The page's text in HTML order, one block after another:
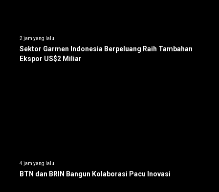
2 jam yang lalu
Sektor Garmen Indonesia Berpeluang Raih Tambahan
Ekspor US$2 Miliar
4 jam yang lalu
BTN dan BRIN Bangun Kolaborasi Pacu Inovasi